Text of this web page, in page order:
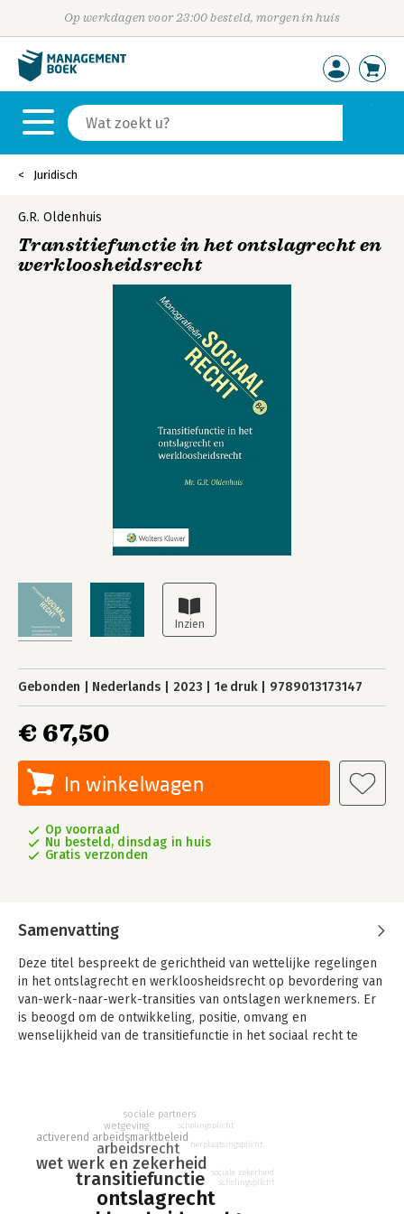
Op werkdagen voor 23:00 besteld, morgen in huis
Juridisch
G.R. Oldenhuis
Transitiefunctie in het ontslagrecht en
werkloosheidsrecht
Gebonden Nederlands 2023 1e druk 9789013173147
€ 67,50
In winkelwagen
Op voorraad
Nu besteld, dinsdag in huis
Gratis verzonden
Samenvatting
Deze titel bespreekt de gerichtheid van wettelijke regelingen
in het ontslagrecht en werkloosheidsrecht op bevordering van
van-werk-naar-werk-transities van ontslagen werknemers. Er
is beoogd om de ontwikkeling, positie, omvang en
wenselijkheid van de transitiefunctie in het sociaal recht te
In deze publicatie wordt de transitiefunctie in het ontslagrecht
en het werkloosheidsrecht geanalyseerd. Daarmee is beoogd
om de ontwikkeling, positie, omvang en wenselijkheid van de
transitiefunctie in het sociaal recht te bepalen. Transitiefunctie
in het ontslagrecht en werkloosheidsrecht richt zich daarnaast
op de verdeling van de verantwoordelijkheid voor bevordering
ontslagrecht
transitiefunctie
wet werk en zekerheid
arbeidsrecht
activerend arbeidsmarktbeleid
wetgeving
sociale partners
scholingsplicht
herplaatsingsplicht
sociale zekerheid
scholingsplicht